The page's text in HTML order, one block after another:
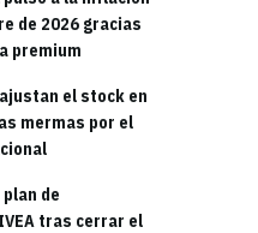
de 2026 gracias
premium
el stock en
mermas por el
de
tras cerrar el